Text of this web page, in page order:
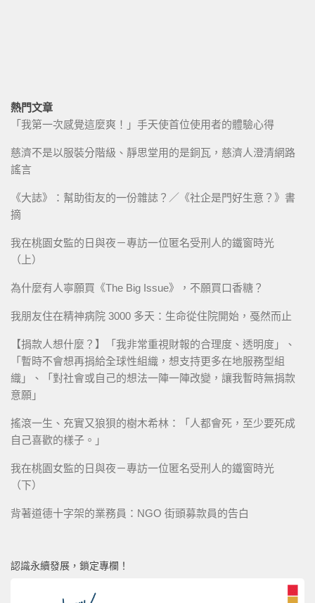
熱門文章
「我第一次感覺這麼爽！」手天使首位使用者的體驗心得
慈濟不是以服裝分階級、靜思堂用的是銅瓦，慈濟人澄清網路
謠言
《大誌》：幫助街友的一份雜誌？／《社企是門好生意？》書
摘
我在桃園女監的日與夜－專訪一位匿名受刑人的鐵窗時光
（上）
為什麼有人寧願買《The Big Issue》，不願買口香糖？
我朋友住在精神病院 3000 多天：生命從住院開始，戞然而止
【捐款人想什麼？】「我非常重視財報的合理度、透明度」、
「暫時不會想再捐給全球性組織，想支持更多在地服務型組
織」、「對社會或自己的想法一陣一陣改變，讓我暫時無捐款
意願」
搖滾一生、充實又狼狽的樹木希林：「人都會死，至少要死成
自己喜歡的樣子。」
我在桃園女監的日與夜－專訪一位匿名受刑人的鐵窗時光
（下）
背著道德十字架的業務員：NGO 街頭募款員的告白
認識永續發展，鎖定專欄！